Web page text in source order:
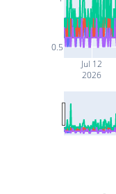
Jul 12
2026
0.5